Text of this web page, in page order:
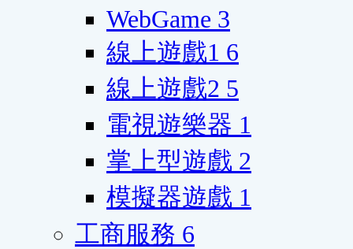
WebGame 3
線上遊戲1 6
線上遊戲2 5
電視遊樂器 1
掌上型遊戲 2
模擬器遊戲 1
工商服務 6